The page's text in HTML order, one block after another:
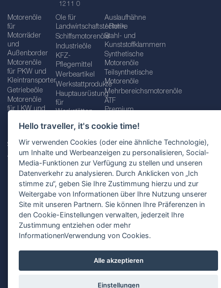
Hello traveller, it's cookie time!
Wir verwenden Cookies (oder eine ähnliche Technologie),
um Inhalte und Werbeanzeigen zu personalisieren, Social-
Media-Funktionen zur Verfügung zu stellen und unseren
Datenverkehr zu analysieren. Durch Anklicken von „Ich
stimme zu“, geben Sie Ihre Zustimmung hierzu und zur
Weitergabe von Informationen über Ihre Nutzung unserer
Site mit unseren Partnern. Sie können Ihre Präferenzen in
den Cookie-Einstellungen verwalten, jederzeit Ihre
Zustimmung entziehen oder mehr
InformationenVerwendung von Cookies.
Alle akzeptieren
Einstellungen
1211 0
Motorenöle
für
Motorräder
und
Außenborder
Motorenöle
für PKW und
Kleintransporter
Getriebeöle
Motorenöle
für LKW und
Betriebs-
Serviceflüssigkeiten
Additive
Fette
Öle für
Landwirtschaftstechnik
Schiffsmotorenöle
Industrieöle
KFZ-
Pflegemittel
Werbeartikel
Werkstattprodukte
Hauptausrüstung
für
Werkstätten
Schraubenschlüssel
und
Schraubenschlüsselsätze
Zusätzliche
Werkzeuge
für
Werkstätten
Auslaufhähne
/ Rohre
Stahl- und
Kunststoffklammern
Synthetische
Motorenöle
Teilsynthetische
Motorenöle
Mehrbereichsmotorenöle
ATF
Premium
Öle für
Getriebeöle
Impressum AGB
Datenschutzbestimmungen Standortauswahl